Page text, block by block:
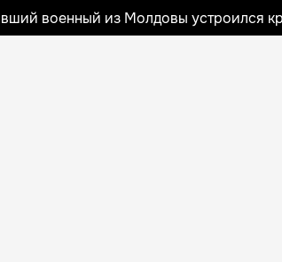
военный из Молдовы устроился